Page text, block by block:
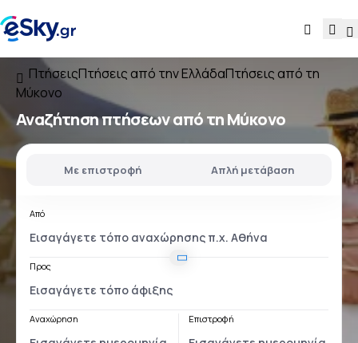
ΠτήσειςΠτήσεις από την ΕλλάδαΠτήσεις από τη
Μύκονο
Αναζήτηση πτήσεωναπό τη Μύκονο
Με επιστροφή Απλή μετάβαση
Από
Προς
Αναχώρηση Επιστροφή